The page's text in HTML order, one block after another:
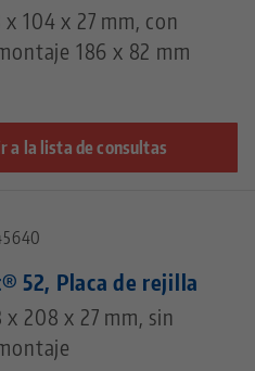
104 x 27 mm, con
186 x 82 mm
a la lista de consultas
52, Placa de rejilla
x 208 x 27 mm, sin